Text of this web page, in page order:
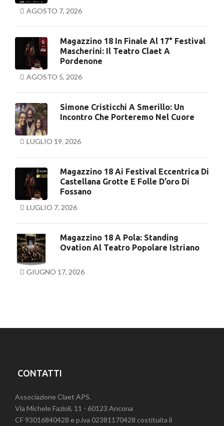
AGOSTO 7, 2026
Magazzino 18 In Finale Al 17° Festival
Mascherini: Il Teatro Claet A
Pordenone
AGOSTO 5, 2026
Simone Cristicchi A Smerillo: Un
Incontro Che Porteremo Nel Cuore
LUGLIO 19, 2026
Magazzino 18 Ai Festival Eccentrica Di
Castellana Grotte E Folle D’oro Di
Fossano
LUGLIO 7, 2026
Magazzino 18 A Pola: Standing
Ovation Al Teatro Popolare Istriano
GIUGNO 17, 2026
CONTATTI
Associazione Claet APS.
Via Michele Fazioli, 11 - 60123 Ancona
CF 93016840428 e p.iva 02381170428 costituita il